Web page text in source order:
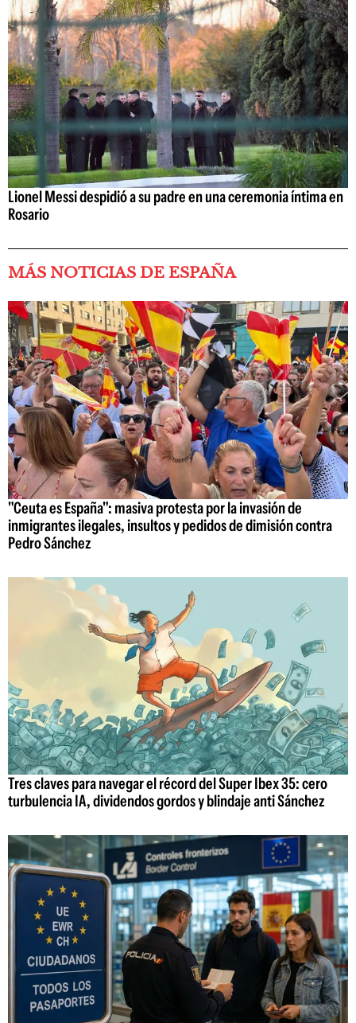
Lionel Messi despidió a su padre en una ceremonia íntima en
Rosario
MÁS NOTICIAS DE ESPAÑA
"Ceuta es España": masiva protesta por la invasión de
inmigrantes ilegales, insultos y pedidos de dimisión contra
Pedro Sánchez
Tres claves para navegar el récord del Super Ibex 35: cero
turbulencia IA, dividendos gordos y blindaje anti Sánchez